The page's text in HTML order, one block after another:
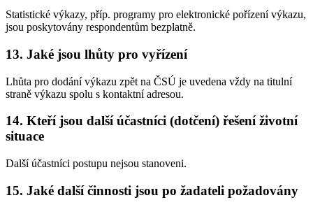
Statistické výkazy, příp. programy pro elektronické pořízení výkazu,
jsou poskytovány respondentům bezplatně.
13. Jaké jsou lhůty pro vyřízení
Lhůta pro dodání výkazu zpět na ČSÚ je uvedena vždy na titulní
straně výkazu spolu s kontaktní adresou.
14. Kteří jsou další účastníci (dotčení) řešení životní
situace
Další účastníci postupu nejsou stanoveni.
15. Jaké další činnosti jsou po žadateli požadovány